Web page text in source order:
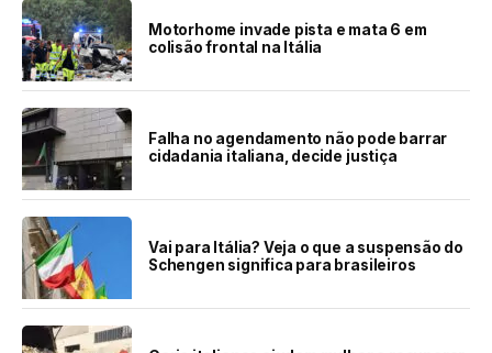
Motorhome invade pista e mata 6 em
colisão frontal na Itália
Falha no agendamento não pode barrar
cidadania italiana, decide justiça
Vai para Itália? Veja o que a suspensão do
Schengen significa para brasileiros